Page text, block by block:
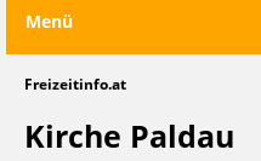
Menü
Freizeitinfo.at
Kirche Paldau